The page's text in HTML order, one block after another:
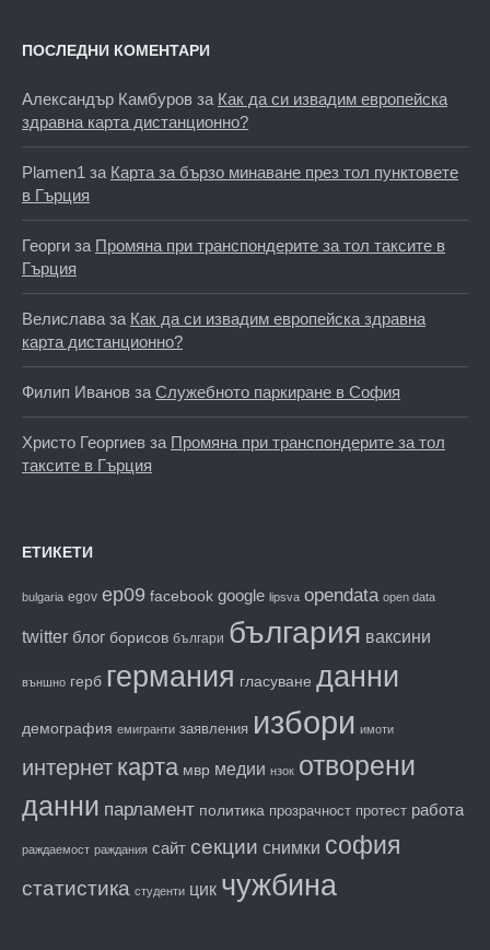
ПОСЛЕДНИ КОМЕНТАРИ
Александър Камбуров за Как да си извадим европейска
здравна карта дистанционно?
Plamen1 за Карта за бързо минаване през тол пунктовете
в Гърция
Георги за Промяна при транспондерите за тол таксите в
Гърция
Велислава за Как да си извадим европейска здравна
карта дистанционно?
Филип Иванов за Служебното паркиране в София
Христо Георгиев за Промяна при транспондерите за тол
таксите в Гърция
ЕТИКЕТИ
bulgaria egov ep09 facebook google lipsva opendata open data
twitter блог борисов българи българия ваксини
външно герб германия гласуване данни
демография емигранти заявления избори имоти
интернет карта мвр медии нзок отворени
данни парламент политика прозрачност протест работа
раждаемост раждания сайт секции снимки софия
статистика студенти цик чужбина